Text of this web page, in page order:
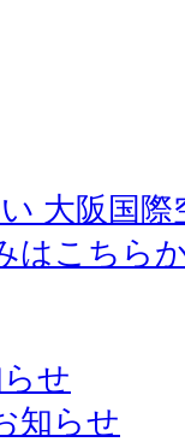
大阪国際
はこちら
せ
知らせ